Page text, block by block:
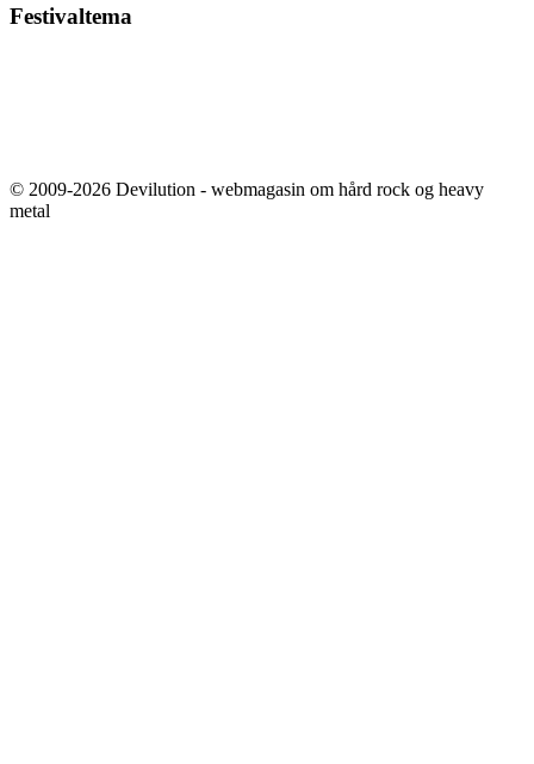
Festivaltema
© 2009-2026 Devilution - webmagasin om hård rock og heavy
metal